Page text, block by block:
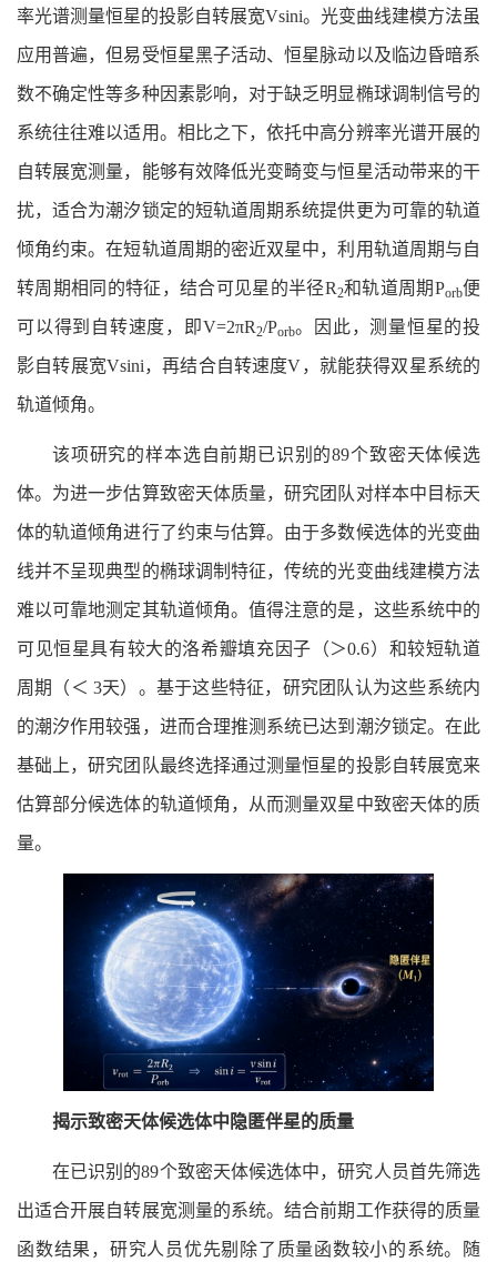
率光谱测量恒星的投影自转展宽Vsini。光变曲线建模方法虽
应用普遍，但易受恒星黑子活动、恒星脉动以及临边昏暗系
数不确定性等多种因素影响，对于缺乏明显椭球调制信号的
系统往往难以适用。相比之下，依托中高分辨率光谱开展的
自转展宽测量，能够有效降低光变畸变与恒星活动带来的干
扰，适合为潮汐锁定的短轨道周期系统提供更为可靠的轨道
倾角约束。在短轨道周期的密近双星中，利用轨道周期与自
转周期相同的特征，结合可见星的半径R2和轨道周期Porb便
可以得到自转速度，即V=2πR2/Porb。因此，测量恒星的投
影自转展宽Vsini，再结合自转速度V，就能获得双星系统的
轨道倾角。
该项研究的样本选自前期已识别的89个致密天体候选
体。为进一步估算致密天体质量，研究团队对样本中目标天
体的轨道倾角进行了约束与估算。由于多数候选体的光变曲
线并不呈现典型的椭球调制特征，传统的光变曲线建模方法
难以可靠地测定其轨道倾角。值得注意的是，这些系统中的
可见恒星具有较大的洛希瓣填充因子（＞0.6）和较短轨道
周期（＜ 3天）。基于这些特征，研究团队认为这些系统内
的潮汐作用较强，进而合理推测系统已达到潮汐锁定。在此
基础上，研究团队最终选择通过测量恒星的投影自转展宽来
估算部分候选体的轨道倾角，从而测量双星中致密天体的质
量。
揭示致密天体候选体中隐匿伴星的质量
在已识别的89个致密天体候选体中，研究人员首先筛选
出适合开展自转展宽测量的系统。结合前期工作获得的质量
函数结果，研究人员优先剔除了质量函数较小的系统。随